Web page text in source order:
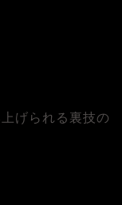
げられる裏技の